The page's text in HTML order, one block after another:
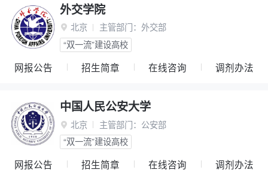
外交学院
 北京 主管部门： 外交部
“双一流”建设高校
网报公告 招生简章 在线咨询 调剂办法
中国人民公安大学
 北京 主管部门： 公安部
“双一流”建设高校
网报公告 招生简章 在线咨询 调剂办法